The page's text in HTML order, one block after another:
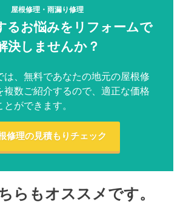
屋根修理・雨漏り修理
るお悩みをリフォームで
決しませんか？
は、無料であなたの地元の屋根修
複数ご紹介するので、適正な価格
ができます。
修理の見積もりチェック
らもオススメです。